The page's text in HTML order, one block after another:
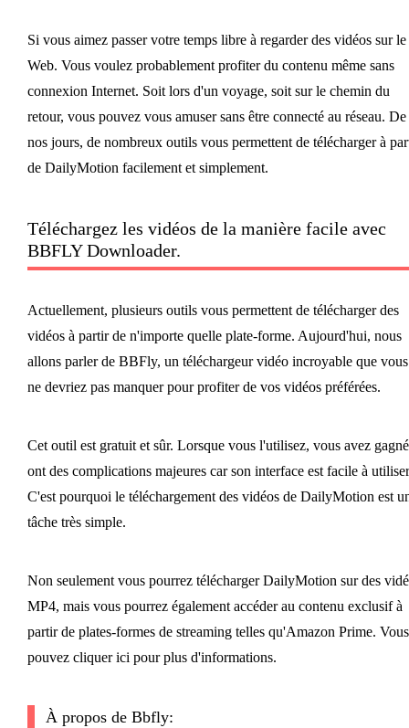
Si vous aimez passer votre temps libre à regarder des vidéos sur le
Web. Vous voulez probablement profiter du contenu même sans
connexion Internet. Soit lors d'un voyage, soit sur le chemin du
retour, vous pouvez vous amuser sans être connecté au réseau. De
nos jours, de nombreux outils vous permettent de télécharger à
de DailyMotion facilement et simplement.
Téléchargez les vidéos de la manière facile avec
BBFLY Downloader.
Actuellement, plusieurs outils vous permettent de télécharger des
vidéos à partir de n'importe quelle plate-forme. Aujourd'hui, nous
allons parler de BBFly, un téléchargeur vidéo incroyable que vous
ne devriez pas manquer pour profiter de vos vidéos préférées.
Cet outil est gratuit et sûr. Lorsque vous l'utilisez, vous avez
ont des complications majeures car son interface est facile à
C'est pourquoi le téléchargement des vidéos de DailyMotion est
tâche très simple.
Non seulement vous pourrez télécharger DailyMotion sur des
MP4, mais vous pourrez également accéder au contenu exclusif à
partir de plates-formes de streaming telles qu'Amazon Prime. Vous
pouvez cliquer ici pour plus d'informations.
À propos de Bbfly: